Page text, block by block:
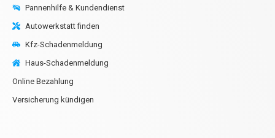
Pannenhilfe & Kundendienst
Autowerkstatt finden
Kfz-Schadenmeldung
Haus-Schadenmeldung
Online Bezahlung
Versicherung kündigen